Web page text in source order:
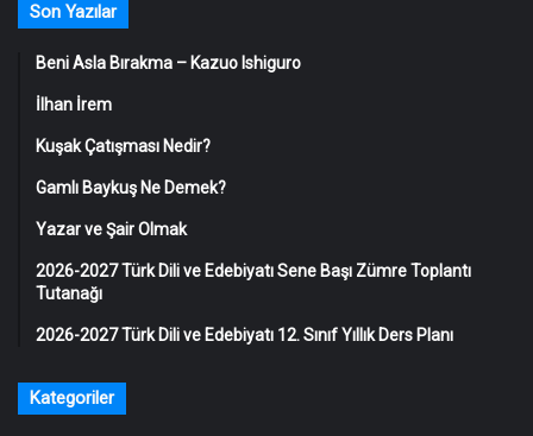
Son Yazılar
Beni Asla Bırakma – Kazuo Ishiguro
İlhan İrem
Kuşak Çatışması Nedir?
Gamlı Baykuş Ne Demek?
Yazar ve Şair Olmak
2026-2027 Türk Dili ve Edebiyatı Sene Başı Zümre Toplantı
Tutanağı
2026-2027 Türk Dili ve Edebiyatı 12. Sınıf Yıllık Ders Planı
Kategoriler